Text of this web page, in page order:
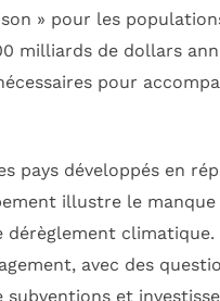
» pour les
milliards de dollars
pour
pays développés en
illustre le
climatique.
avec des
subventions et